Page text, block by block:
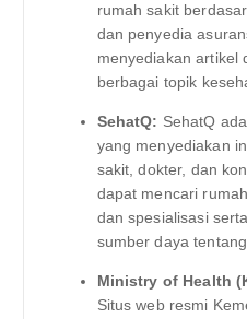
rumah sakit
dan penyedia
menyediakan artikel
berbagai topik
SehatQ: SehatQ
yang menyediakan
sakit, dokter, dan
dapat mencari
dan spesialisasi
sumber daya
Ministry of Health
Situs web resmi